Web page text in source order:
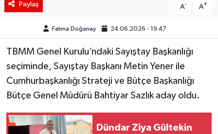
Paylaş A- A+
Fatma Doğanay 24.06.2026 - 19:47
TBMM Genel Kurulu’ndaki Sayıştay Başkanlığı
seçiminde, Sayıştay Başkanı Metin Yener ile
Cumhurbaşkanlığı Strateji ve Bütçe Başkanlığı
Bütçe Genel Müdürü Bahtiyar Sazlık aday oldu.
Dündar Ziya Gültekin